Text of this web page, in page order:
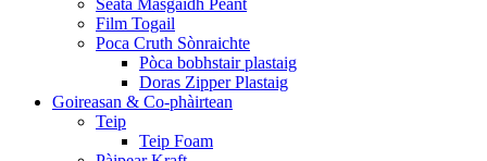
Seata Masgaidh Peant
Film Togail
Poca Cruth Sònraichte
Pòca bobhstair plastaig
Doras Zipper Plastaig
Goireasan & Co-phàirtean
Teip
Teip Foam